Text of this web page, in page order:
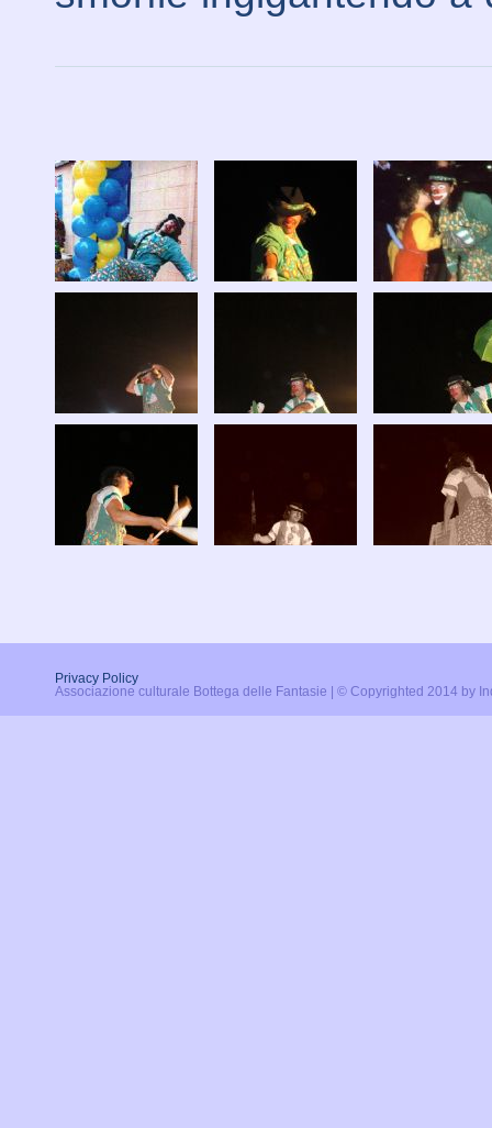
Privacy Policy
Associazione culturale Bottega delle Fantasie | © Copyrighted 2014 by